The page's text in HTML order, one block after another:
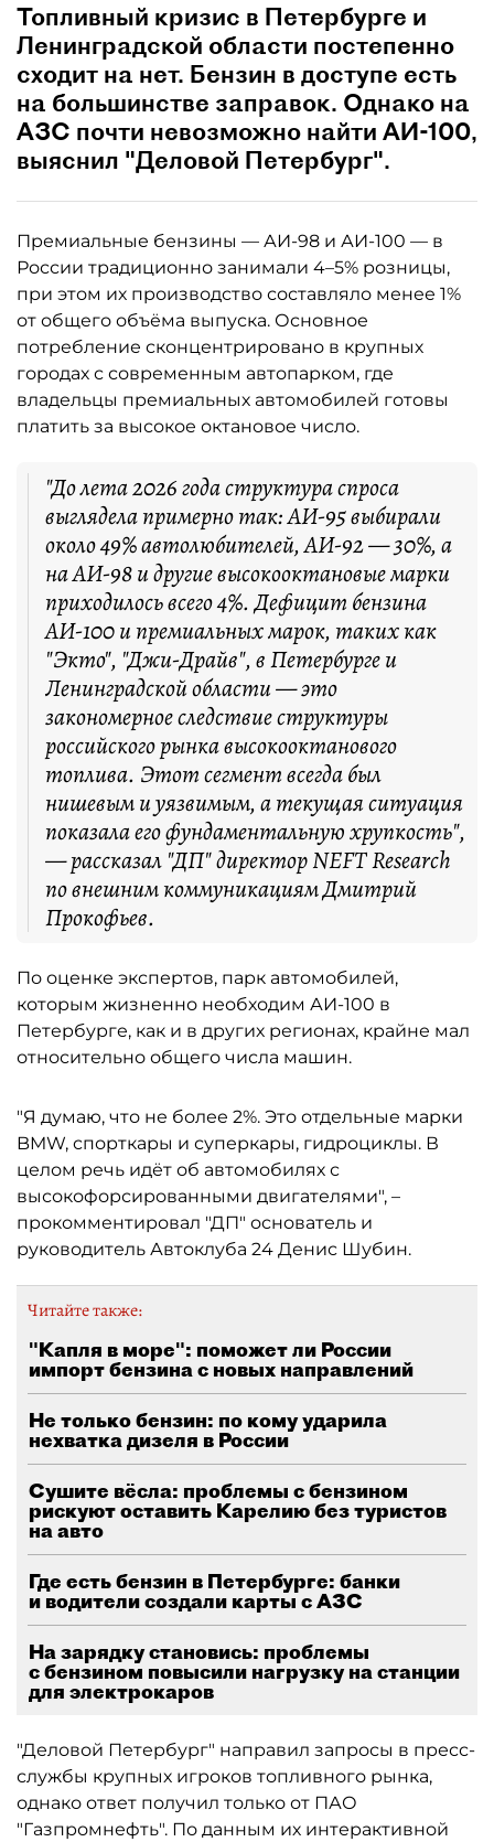
Топливный кризис в Петербурге и
Ленинградской области постепенно
сходит на нет. Бензин в доступе есть
на большинстве заправок. Однако на
АЗС почти невозможно найти АИ-100,
выяснил "Деловой Петербург".
Премиальные бензины — АИ-98 и АИ-100 — в
России традиционно занимали 4–5% розницы,
при этом их производство составляло менее 1%
от общего объёма выпуска. Основное
потребление сконцентрировано в крупных
городах с современным автопарком, где
владельцы премиальных автомобилей готовы
платить за высокое октановое число.
"До лета 2026 года структура спроса
выглядела примерно так: АИ-95 выбирали
около 49% автолюбителей, АИ-92 — 30%, а
на АИ-98 и другие высокооктановые марки
приходилось всего 4%. Дефицит бензина
АИ-100 и премиальных марок, таких как
"Экто", "Джи-Драйв", в Петербурге и
Ленинградской области — это
закономерное следствие структуры
российского рынка высокооктанового
топлива. Этот сегмент всегда был
нишевым и уязвимым, а текущая ситуация
показала его фундаментальную хрупкость",
— рассказал "ДП" директор NEFT Research
по внешним коммуникациям Дмитрий
Прокофьев.
По оценке экспертов, парк автомобилей,
которым жизненно необходим АИ-100 в
Петербурге, как и в других регионах, крайне мал
относительно общего числа машин.
"Я думаю, что не более 2%. Это отдельные марки
BMW, спорткары и суперкары, гидроциклы. В
целом речь идёт об автомобилях с
высокофорсированными двигателями", –
прокомментировал "ДП" основатель и
руководитель Автоклуба 24 Денис Шубин.
Читайте также:
"Капля в море": поможет ли России
импорт бензина с новых направлений
Не только бензин: по кому ударила
нехватка дизеля в России
Сушите вёсла: проблемы с бензином
рискуют оставить Карелию без туристов
на авто
Где есть бензин в Петербурге: банки
и водители создали карты с АЗС
На зарядку становись: проблемы
с бензином повысили нагрузку на станции
для электрокаров
"Деловой Петербург" направил запросы в пресс-
службы крупных игроков топливного рынка,
однако ответ получил только от ПАО
"Газпромнефть". По данным их интерактивной